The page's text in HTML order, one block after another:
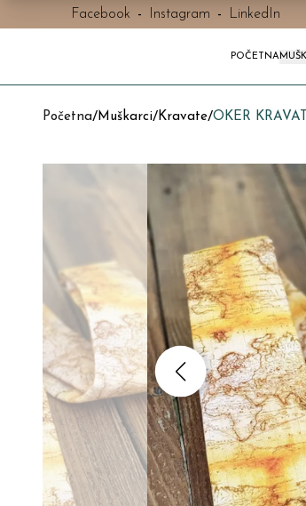
Facebook - Instagram - LinkedIn
POČETNA
Početna/Muškarci/Kravate/OKER